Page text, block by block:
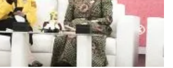
ke kekuasaan politik